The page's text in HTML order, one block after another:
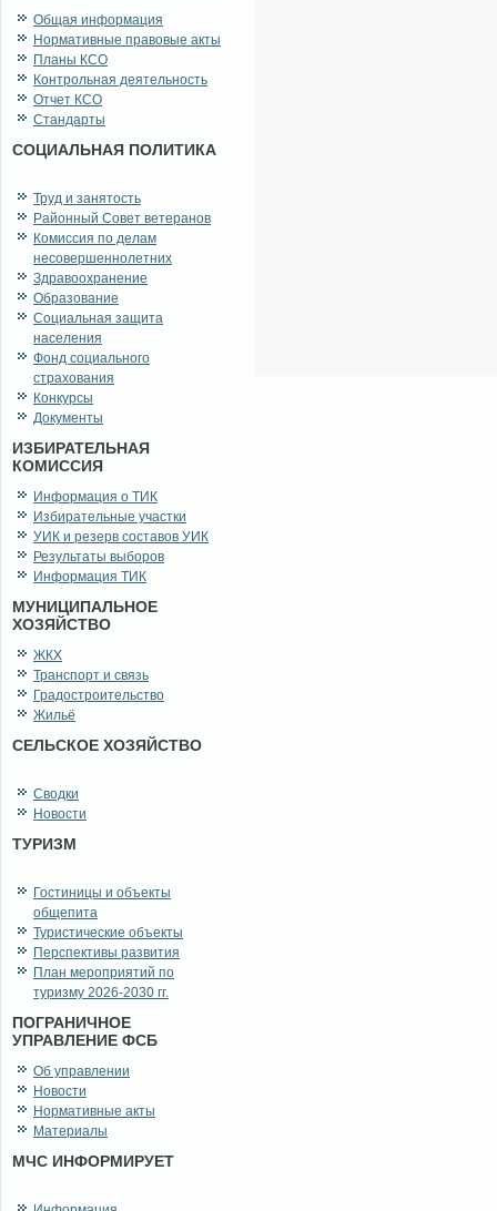
Общая информация
Нормативные правовые акты
Планы КСО
Контрольная деятельность
Отчет КСО
Стандарты
СОЦИАЛЬНАЯ ПОЛИТИКА
Труд и занятость
Районный Совет ветеранов
Комиссия по делам
несовершеннолетних
Здравоохранение
Образование
Социальная защита
населения
Фонд социального
страхования
Конкурсы
Документы
ИЗБИРАТЕЛЬНАЯ
КОМИССИЯ
Информация о ТИК
Избирательные участки
УИК и резерв составов УИК
Результаты выборов
Информация ТИК
МУНИЦИПАЛЬНОЕ
ХОЗЯЙСТВО
ЖКХ
Транспорт и связь
Градостроительство
Жильё
СЕЛЬСКОЕ ХОЗЯЙСТВО
Сводки
Новости
ТУРИЗМ
Гостиницы и объекты
общепита
Туристические объекты
Перспективы развития
План мероприятий по
туризму 2026-2030 гг.
ПОГРАНИЧНОЕ
УПРАВЛЕНИЕ ФСБ
Об управлении
Новости
Нормативные акты
Материалы
МЧС ИНФОРМИРУЕТ